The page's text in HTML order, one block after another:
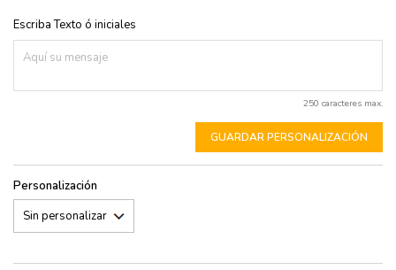
Escriba Texto ó iniciales
250 caracteres max.
GUARDAR PERSONALIZACIÓN
Personalización